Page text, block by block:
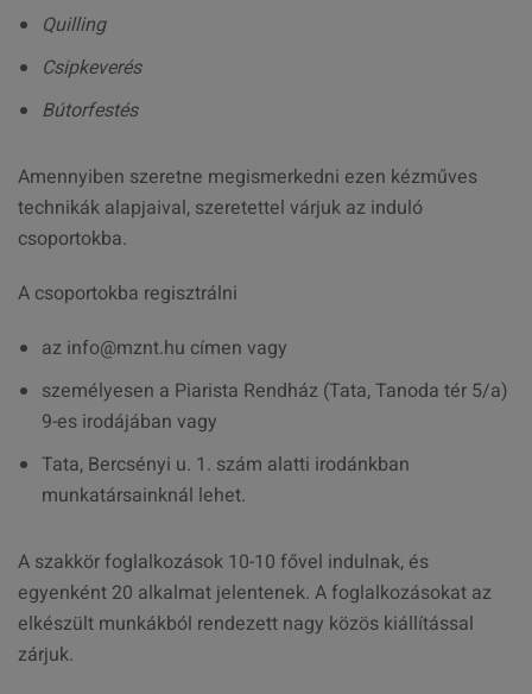
Quilling
Csipkeverés
Bútorfestés
Amennyiben szeretne megismerkedni ezen kézműves
technikák alapjaival, szeretettel várjuk az induló
csoportokba.
A csoportokba regisztrálni
az info@mznt.hu címen vagy
személyesen a Piarista Rendház (Tata, Tanoda tér 5/a)
9-es irodájában vagy
Tata, Bercsényi u. 1. szám alatti irodánkban
munkatársainknál lehet.
A szakkör foglalkozások 10-10 fővel indulnak, és
egyenként 20 alkalmat jelentenek. A foglalkozásokat az
elkészült munkákból rendezett nagy közös kiállítással
zárjuk.